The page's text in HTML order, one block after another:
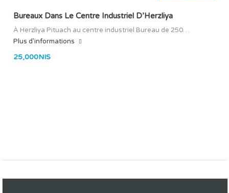
Bureaux Dans Le Centre Industriel D’Herzliya
À Herzliya Pituach au centre industriel Bureau de 250…
Plus d'informations
25,000NIS